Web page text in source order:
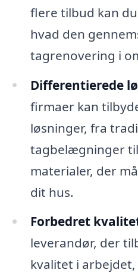
flere tilbud kan
hvad den
tagrenovering i
Differentierede
firmaer kan
løsninger, fra
tagbelægninger
materialer, der
dit hus.
Forbedret
leverandør, der
kvalitet i